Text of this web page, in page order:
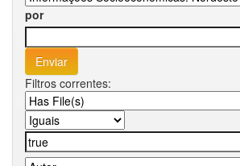
por
Filtros correntes: